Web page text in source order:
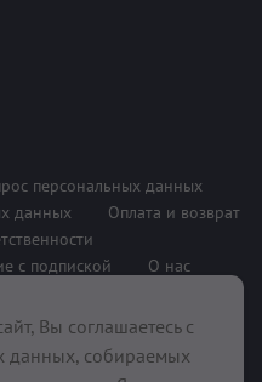
персональных данных
данных
Оплата и возврат
с подпиской О нас
Вы соглашаетесь с
данных, собираемых